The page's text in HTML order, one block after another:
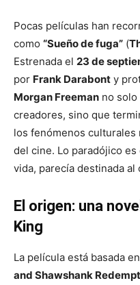
Pocas películas han
como “Sueño de fuga” (
Estrenada el 23 de
por Frank Darabont y
Morgan Freeman no
creadores, sino que
los fenómenos
del cine. Lo paradójico
vida, parecía destinada al
El origen: una
King
La película está basada
and Shawshank